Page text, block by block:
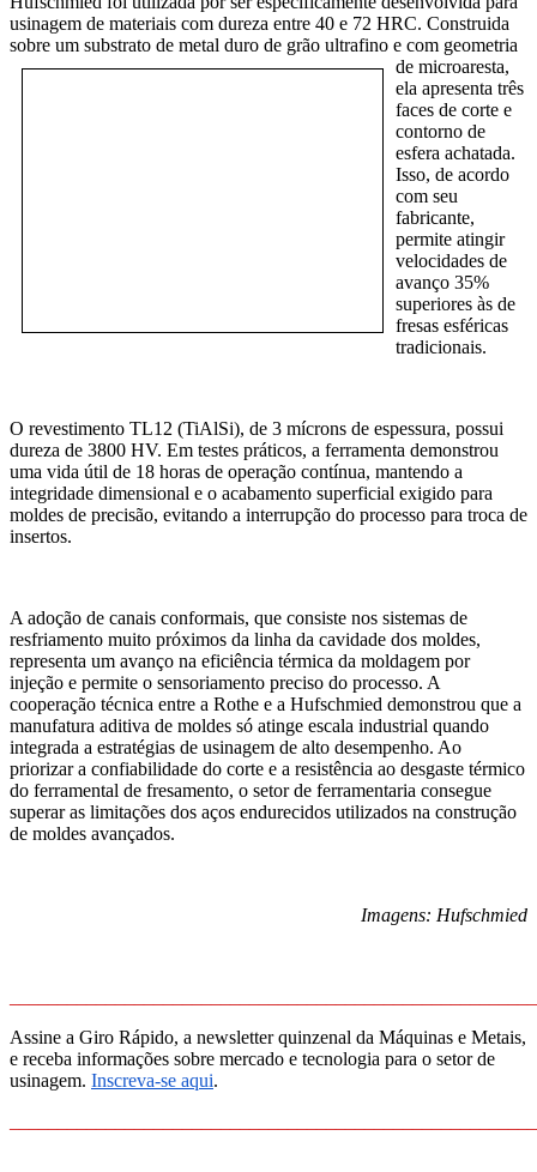
usinagem de materiais com dureza entre 40 e 72 HRC. Construida
sobre um substrato de metal duro de grão ultrafino e com geometria
de microaresta,
ela apresenta três
faces de corte e
contorno de
esfera achatada.
Isso, de acordo
com seu
fabricante,
permite atingir
velocidades de
avanço 35%
superiores às de
fresas esféricas
tradicionais.
O revestimento TL12 (TiAlSi), de 3 mícrons de espessura, possui
dureza de 3800 HV. Em testes práticos, a ferramenta demonstrou
uma vida útil de 18 horas de operação contínua, mantendo a
integridade dimensional e o acabamento superficial exigido para
moldes de precisão, evitando a interrupção do processo para troca de
insertos.
A adoção de canais conformais, que consiste nos sistemas de
resfriamento muito próximos da linha da cavidade dos moldes,
representa um avanço na eficiência térmica da moldagem por
injeção e permite o sensoriamento preciso do processo. A
cooperação técnica entre a Rothe e a Hufschmied demonstrou que a
manufatura aditiva de moldes só atinge escala industrial quando
integrada a estratégias de usinagem de alto desempenho. Ao
priorizar a confiabilidade do corte e a resistência ao desgaste térmico
do ferramental de fresamento, o setor de ferramentaria consegue
superar as limitações dos aços endurecidos utilizados na construção
de moldes avançados.
Imagens: Hufschmied
Assine a Giro Rápido, a newsletter quinzenal da Máquinas e Metais,
e receba informações sobre mercado e tecnologia para o setor de
usinagem. Inscreva-se aqui.